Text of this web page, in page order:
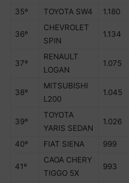
35º
TOYOTA SW4 1.180
36º
CHEVROLET
SPIN
1.134
37º
RENAULT
LOGAN
1.075
38º
MITSUBISHI
L200
1.045
39º
TOYOTA
YARIS SEDAN
1.026
40º FIAT SIENA 999
41º
CAOA CHERY
TIGGO 5X
993